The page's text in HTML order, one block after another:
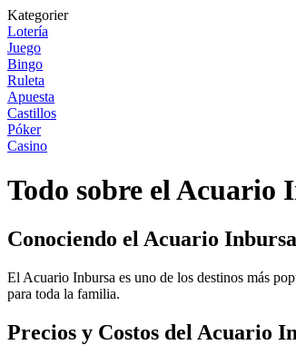
Kategorier
Lotería
Juego
Bingo
Ruleta
Apuesta
Castillos
Póker
Casino
Todo sobre el Acuario
Conociendo el Acuario Inbursa
El Acuario Inbursa es uno de los destinos más
para toda la familia.
Precios y Costos del Acuario